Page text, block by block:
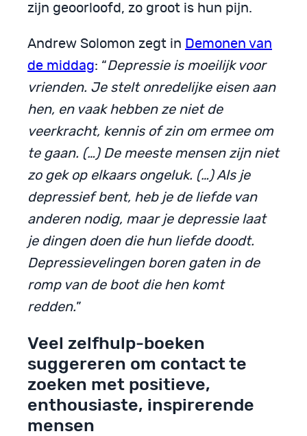
zijn geoorloofd, zo groot is hun pijn.
Andrew Solomon zegt in Demonen van
de middag: “Depressie is moeilijk voor
vrienden. Je stelt onredelijke eisen aan
hen, en vaak hebben ze niet de
veerkracht, kennis of zin om ermee om
te gaan. (…) De meeste mensen zijn niet
zo gek op elkaars ongeluk. (…) Als je
depressief bent, heb je de liefde van
anderen nodig, maar je depressie laat
je dingen doen die hun liefde doodt.
Depressievelingen boren gaten in de
romp van de boot die hen komt
redden.”
Veel zelfhulp-boeken
suggereren om contact te
zoeken met positieve,
enthousiaste, inspirerende
mensen